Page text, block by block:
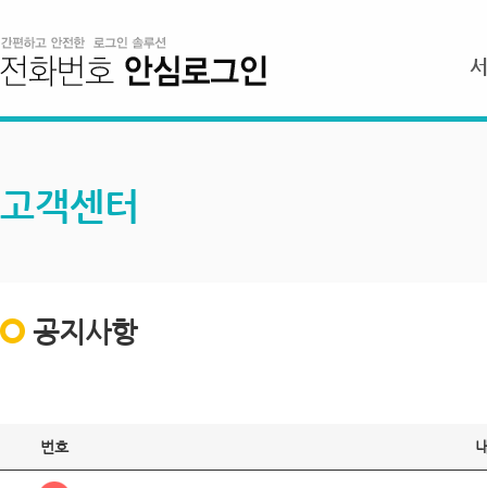
고객센터
공지사항
번호